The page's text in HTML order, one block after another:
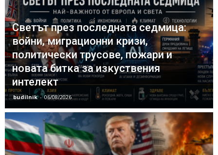
Светът през последната седмица:
войни, миграционни кризи,
политически трусове, пожари и
новата битка за изкуствения
интелект
budilnik - 06/08/2026